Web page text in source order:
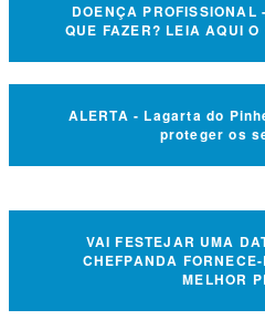
DOENÇA
QUE FAZER? LEIA AQUI
ALERTA - Lagarta do
proteger os
VAI FESTEJAR UMA
CHEFPANDA
MELHOR